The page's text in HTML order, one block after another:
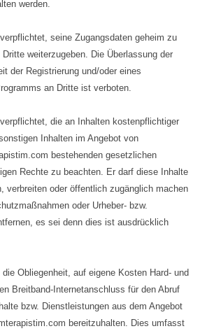
werden.
seine Zugangsdaten geheim zu
weiterzugeben. Die Überlassung der
der Registrierung und/oder eines
an Dritte ist verboten.
die an Inhalten kostenpflichtiger
Inhalten im Angebot von
bestehenden gesetzlichen
Rechte zu beachten. Er darf diese Inhalte
verbreiten oder öffentlich zugänglich machen
oder Urheber- bzw.
es sei denn dies ist ausdrücklich
die Obliegenheit, auf eigene Kosten Hard- und
Breitband-Internetanschluss für den Abruf
bzw. Dienstleistungen aus dem Angebot
bereitzuhalten. Dies umfasst